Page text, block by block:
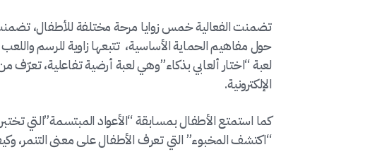
تضمنت الفعالية خمس زوايا مرحة مختلفة للأطفال،
حول مفاهيم الحماية الأساسية، تتبعها زاوية للرسم
لعبة “اختار ألعابي بذكاء”وهي لعبة أرضية تفاعلية، تعرّف
الإلكترونية.
كما استمتع الأطفال بمسابقة “الأعواد المبتسمة”التي
“اكتشف المخبوء” التي تعرف الأطفال على معنى التنمر،